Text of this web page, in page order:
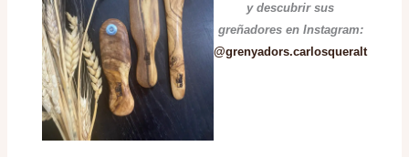
y descubrir sus
greñadores en Instagram:
@grenyadors.carlosqueralt